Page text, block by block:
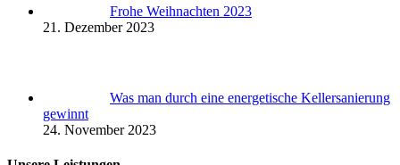
Frohe Weihnachten 2023
21. Dezember 2023
Was man durch eine energetische Kellersanierung
gewinnt
24. November 2023